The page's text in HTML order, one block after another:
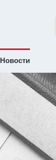
Новости